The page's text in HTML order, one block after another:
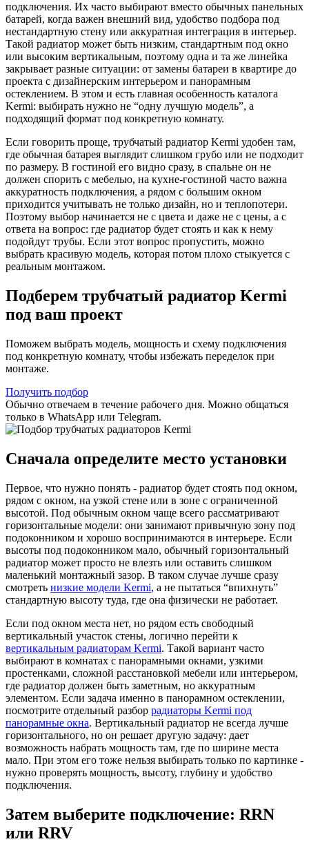
подключения. Их часто выбирают вместо обычных панельных
батарей, когда важен внешний вид, удобство подбора под
нестандартную стену или аккуратная интеграция в интерьер.
Такой радиатор может быть низким, стандартным под окно
или высоким вертикальным, поэтому одна и та же линейка
закрывает разные ситуации: от замены батареи в квартире до
проекта с дизайнерским интерьером и панорамным
остеклением. В этом и есть главная особенность каталога
Kermi: выбирать нужно не “одну лучшую модель”, а
подходящий формат под конкретную комнату.
Если говорить проще, трубчатый радиатор Kermi удобен там,
где обычная батарея выглядит слишком грубо или не подходит
по размеру. В гостиной его видно сразу, в спальне он не
должен спорить с мебелью, на кухне-гостиной часто важна
аккуратность подключения, а рядом с большим окном
приходится учитывать не только дизайн, но и теплопотери.
Поэтому выбор начинается не с цвета и даже не с цены, а с
ответа на вопрос: где радиатор будет стоять и как к нему
подойдут трубы. Если этот вопрос пропустить, можно
выбрать красивую модель, которая потом плохо стыкуется с
реальным монтажом.
Подберем трубчатый радиатор Kermi
под ваш проект
Поможем выбрать модель, мощность и схему подключения
под конкретную комнату, чтобы избежать переделок при
монтаже.
Получить подбор
Обычно отвечаем в течение рабочего дня. Можно общаться
только в WhatsApp или Telegram.
Сначала определите место установки
Первое, что нужно понять - радиатор будет стоять под окном,
рядом с окном, на узкой стене или в зоне с ограниченной
высотой. Под обычным окном чаще всего рассматривают
горизонтальные модели: они занимают привычную зону под
подоконником и хорошо воспринимаются в интерьере. Если
высоты под подоконником мало, обычный горизонтальный
радиатор может просто не влезть или оставить слишком
маленький монтажный зазор. В таком случае лучше сразу
смотреть низкие модели Kermi, а не пытаться “впихнуть”
стандартную высоту туда, где она физически не работает.
Если под окном места нет, но рядом есть свободный
вертикальный участок стены, логично перейти к
вертикальным радиаторам Kermi. Такой вариант часто
выбирают в комнатах с панорамными окнами, узкими
простенками, сложной расстановкой мебели или интерьером,
где радиатор должен быть заметным, но аккуратным
элементом. Если задача именно в панорамном остеклении,
посмотрите отдельный разбор радиаторы Kermi под
панорамные окна. Вертикальный радиатор не всегда лучше
горизонтального, но он решает другую задачу: дает
возможность набрать мощность там, где по ширине места
мало. При этом его тоже нельзя выбирать только по картинке -
нужно проверять мощность, высоту, глубину и удобство
подключения.
Затем выберите подключение: RRN
или RRV